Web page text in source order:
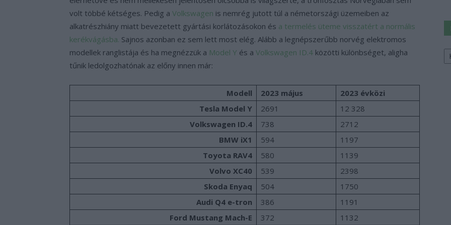
volt többé kétséges. Pedig a Volkswagen is nemrég jutott túl a németországi üzemeiben az
alkatrészhiány miatt bevezetett gyártási korlátozásokon és a termelés üteme visszatért a normális
kerékvágásba. Sajnos azonban ez sem lett most elég. Alább a legnépszerűbb norvég elektromos
modellek ranglistája és ha megnézzük a Model Y és a Volkswagen ID.4 közötti különbséget, aligha
tűnik ledolgozhatónak az előny innen már:
Modell 2023 május
2023 évközi
Tesla Model Y
2691
12 328
Volkswagen ID.4
738
2712
BMW iX1
594
1197
Toyota RAV4
580
1139
Volvo XC40
539
2398
Skoda Enyaq
504
1750
Audi Q4 e-tron
386
1191
Ford Mustang Mach-E
372
1132